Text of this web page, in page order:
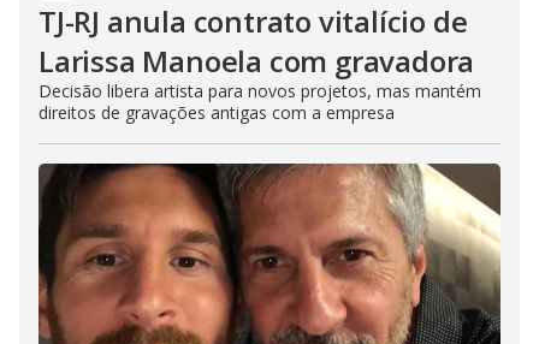
TJ-RJ anula contrato vitalício de
Larissa Manoela com gravadora
Decisão libera artista para novos projetos, mas mantém
direitos de gravações antigas com a empresa